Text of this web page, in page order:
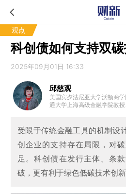
观点
科创债如何支持双
2025年09月01日 16:33
邱慈观
美国宾夕法尼亚大学沃顿商
通大学上海高级金融学院教
受限于传统金融工具的机制设
创企业的支持存在局限，对
足。科创债在发行主体、条
破，更有利于绿色低碳技术创新